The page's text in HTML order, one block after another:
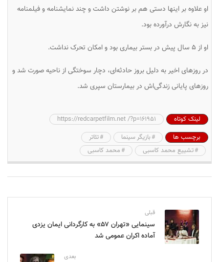
او علاوه بر اینها دستی هم بر نوشتن داشت و چند نمایشنامه و فیلمنامه
نیز به نگارش درآورده بود.
او از ۵ سال پیش در بستر بیماری بود و امکان تحرک نداشت.
در روزهای اخیر به دلیل بروز حادثه‌ای، دچار سوختگی از ناحیه صورت شد و
روزهای پایانی زندگی‌اش در بیمارستان سپری شد.
لینک کوتاه
https://redcarpetfilm.net /?p=161951
برچسب ها
بازیگر سینما
تئاتر
تشییع محمد کاسبی
محمد کاسبی
قبلی
سینمایی «تهران ۵۷» به کارگردانی ایمان یزدی
آماده اکران عمومی شد
بعدی